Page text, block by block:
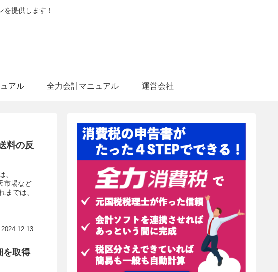
提供します！
アル 全力会計マニュアル 運営会社
料の反
、
市場など
までは、
2024.12.13
を取得